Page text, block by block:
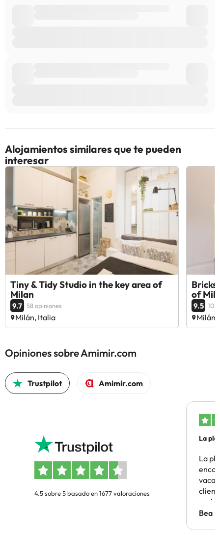
Alojamientos similares que te pueden
interesar
Tiny & Tidy Studio in the key area of
Milan
9.7 58 opiniones
Milán, Italia
Bricks
of
9.5 108
Milán,
Opiniones sobre Amimir.com
Trustpilot Amimir.com
4.5 sobre 5 basado en 1677 valoraciones
La
La
Bea